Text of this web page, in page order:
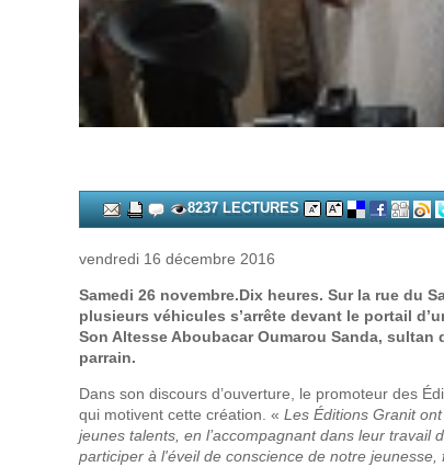
8237 LECTURES
vendredi 16 décembre 2016
Samedi 26 novembre.Dix heures. Sur la rue du
plusieurs véhicules s’arrête devant le portail
Son Altesse Aboubacar Oumarou Sanda,
parrain.
Dans son discours d’ouverture, le promoteur des
qui motivent cette création. « L es Éditions Granit
jeunes talents, en l’accompagnant dans leur
participer à l'éveil de conscience de notre